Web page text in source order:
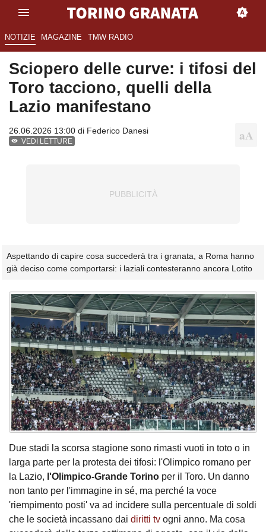
NOTIZIE MAGAZINE TMW RADIO
Sciopero delle curve: i tifosi del
Toro tacciono, quelli della
Lazio manifestano
26.06.2026 13:00 di Federico Danesi
VEDI LETTURE
Aspettando di capire cosa succederà tra i granata, a Roma hanno
già deciso come comportarsi: i laziali contesteranno ancora Lotito
Due stadi la scorsa stagione sono rimasti vuoti in toto o in
larga parte per la protesta dei tifosi: l'Olimpico romano per
la Lazio, l'Olimpico-Grande Torino per il Toro. Un danno
non tanto per l'immagine in sé, ma perché la voce
'riempimento posti' va ad incidere sulla percentuale di soldi
che le società incassano dai diritti tv ogni anno. Ma cosa